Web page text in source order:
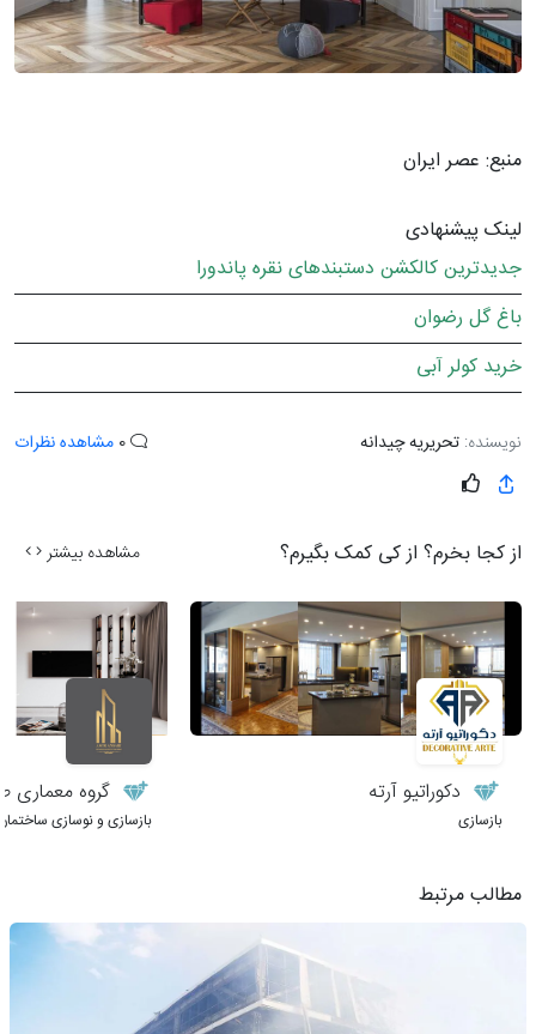
منبع: عصر ایران
لینک پیشنهادی
جدیدترین کالکشن دستبندهای نقره پاندورا
باغ گل رضوان
خرید کولر آبی
نویسنده: تحریریه چیدانه مشاهده نظرات
از کجا بخرم؟ از کی کمک بگیرم؟ مشاهده بیشتر
دکوراتیو آرته
بازسازی
گروه معماری
بازسازی و نوسازی
مطالب مرتبط